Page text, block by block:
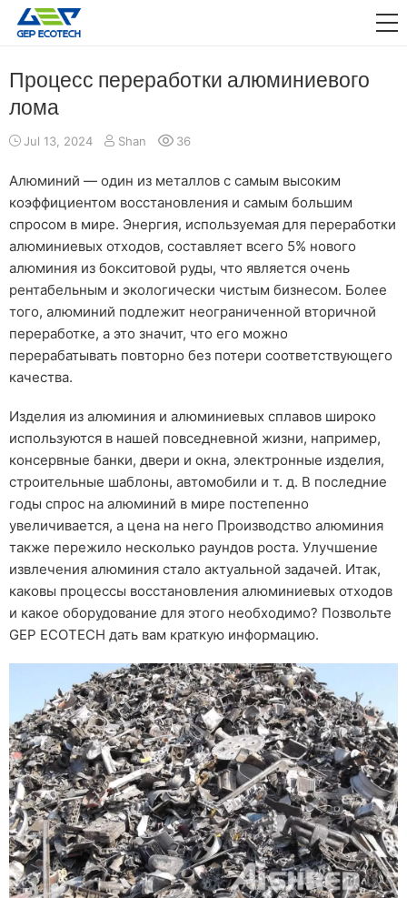
ПРИЛОЖЕНИЕ
О НАС
СВЯЗАТЬСЯ С НАМИ
Процесс переработки алюминиевого
лома
Jul 13, 2024 Shan 36
Алюминий — один из металлов с самым высоким
коэффициентом восстановления и самым большим
спросом в мире. Энергия, используемая для переработки
алюминиевых отходов, составляет всего 5% нового
алюминия из бокситовой руды, что является очень
рентабельным и экологически чистым бизнесом. Более
того, алюминий подлежит неограниченной вторичной
переработке, а это значит, что его можно
перерабатывать повторно без потери соответствующего
качества.
Изделия из алюминия и алюминиевых сплавов широко
используются в нашей повседневной жизни, например,
консервные банки, двери и окна, электронные изделия,
строительные шаблоны, автомобили и т. д. В последние
годы спрос на алюминий в мире постепенно
увеличивается, а цена на него Производство алюминия
также пережило несколько раундов роста. Улучшение
извлечения алюминия стало актуальной задачей. Итак,
каковы процессы восстановления алюминиевых отходов
и какое оборудование для этого необходимо? Позвольте
GEP ECOTECH дать вам краткую информацию.